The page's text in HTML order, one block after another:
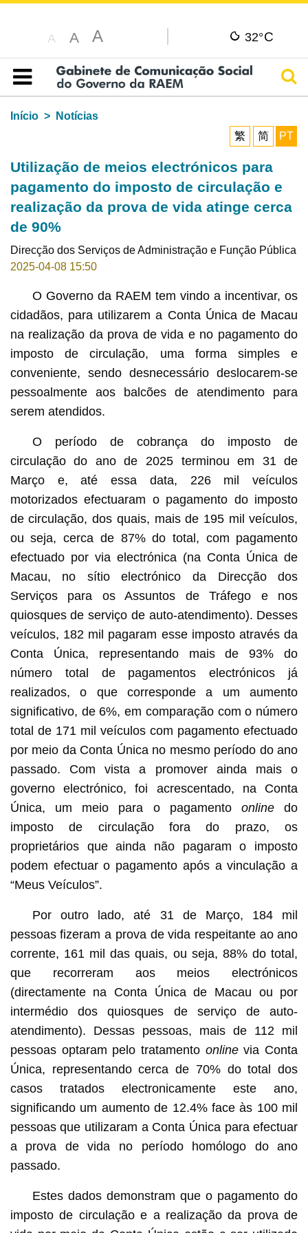
A A A 32°C
Índice
Início
Notícias
繁
简 PT
Utilização de meios electrónicos para
pagamento do imposto de circulação e
realização da prova de vida atinge cerca
de 90%
Direcção dos Serviços de Administração e Função Pública
2025-04-08 15:50
O Governo da RAEM tem vindo a incentivar, os
cidadãos, para utilizarem a Conta Única de Macau
na realização da prova de vida e no pagamento do
imposto de circulação, uma forma simples e
conveniente, sendo desnecessário deslocarem-se
pessoalmente aos balcões de atendimento para
serem atendidos.
O período de cobrança do imposto de
circulação do ano de 2025 terminou em 31 de
Março e, até essa data, 226 mil veículos
motorizados efectuaram o pagamento do imposto
de circulação, dos quais, mais de 195 mil veículos,
ou seja, cerca de 87% do total, com pagamento
efectuado por via electrónica (na Conta Única de
Macau, no sítio electrónico da Direcção dos
Serviços para os Assuntos de Tráfego e nos
quiosques de serviço de auto-atendimento). Desses
veículos, 182 mil pagaram esse imposto através da
Conta Única, representando mais de 93% do
número total de pagamentos electrónicos já
realizados, o que corresponde a um aumento
significativo, de 6%, em comparação com o número
total de 171 mil veículos com pagamento efectuado
por meio da Conta Única no mesmo período do ano
passado. Com vista a promover ainda mais o
governo electrónico, foi acrescentado, na Conta
Única, um meio para o pagamentoonline do
imposto de circulação fora do prazo, os
proprietários que ainda não pagaram o imposto
podem efectuar o pagamento após a vinculação a
“Meus Veículos”.
Por outro lado, até 31 de Março, 184 mil
pessoas fizeram a prova de vida respeitante ao ano
corrente, 161 mil das quais, ou seja, 88% do total,
que recorreram aos meios electrónicos
(directamente na Conta Única de Macau ou por
intermédio dos quiosques de serviço de auto-
atendimento). Dessas pessoas, mais de 112 mil
pessoas optaram pelo tratamento onlinevia Conta
Única, representando cerca de 70% do total dos
casos tratados electronicamente este ano,
significando um aumento de 12.4% face às 100 mil
pessoas que utilizaram a Conta Única para efectuar
a prova de vida no período homólogo do ano
passado.
Estes dados demonstram que o pagamento do
imposto de circulação e a realização da prova de